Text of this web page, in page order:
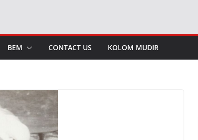
BEM CONTACT US KOLOM MUDIR